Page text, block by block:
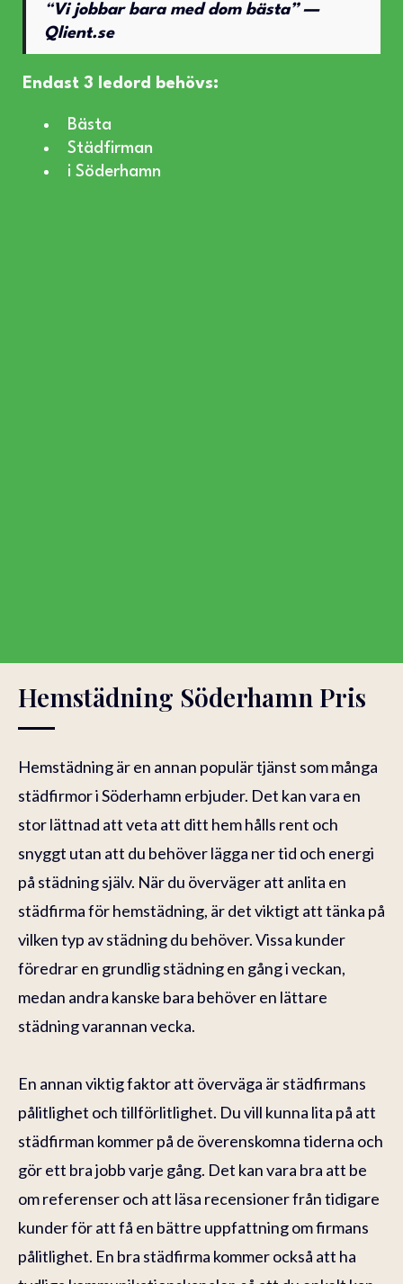
“Vi jobbar bara med dom bästa” —
Qlient.se
Endast 3 ledord behövs:
Bästa
Städfirman
i Söderhamn
Hemstädning Söderhamn Pris
Hemstädning är en annan populär tjänst som många
städfirmor i Söderhamn erbjuder. Det kan vara en
stor lättnad att veta att ditt hem hålls rent och
snyggt utan att du behöver lägga ner tid och energi
på städning själv. När du överväger att anlita en
städfirma för hemstädning, är det viktigt att tänka på
vilken typ av städning du behöver. Vissa kunder
föredrar en grundlig städning en gång i veckan,
medan andra kanske bara behöver en lättare
städning varannan vecka.
En annan viktig faktor att överväga är städfirmans
pålitlighet och tillförlitlighet. Du vill kunna lita på att
städfirman kommer på de överenskomna tiderna och
gör ett bra jobb varje gång. Det kan vara bra att be
om referenser och att läsa recensioner från tidigare
kunder för att få en bättre uppfattning om firmans
pålitlighet. En bra städfirma kommer också att ha